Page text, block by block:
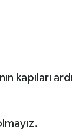
kapıları